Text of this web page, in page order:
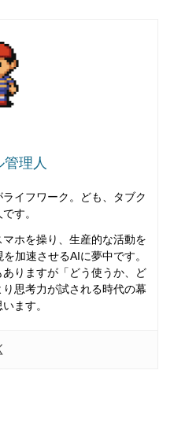
管理人
イフワーク。ども、タブク
す。
ホを操り、生産的な活動を
加速させるAIに夢中です。
りますが「どう使うか、ど
思考力が試される時代の幕
ます。